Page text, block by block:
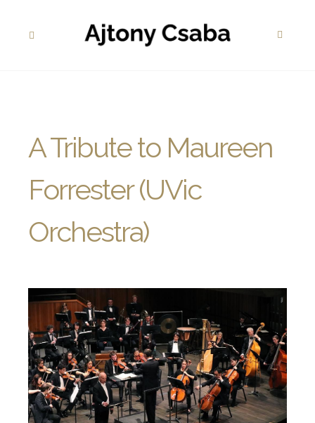
A Tribute to Maureen
Forrester (UVic
Orchestra)